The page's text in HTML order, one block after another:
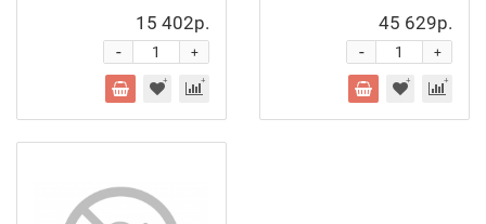
15 402р.
+
-
45 629р.
+
-